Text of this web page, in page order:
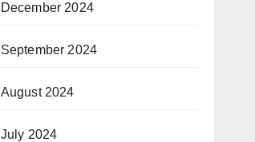
December 2024
September 2024
August 2024
July 2024